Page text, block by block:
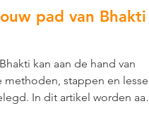
om te lezen
pad van Bhakti